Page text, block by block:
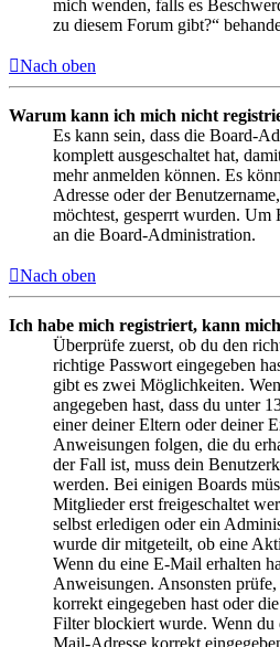
mich wenden, falls es
zu diesem Forum gibt?“
Nach oben
Warum kann ich mich nicht
Es kann sein, dass die Board-
komplett ausgeschaltet hat,
mehr anmelden können. Es
Adresse oder der
möchtest, gesperrt wurden.
an die Board-Administration.
Nach oben
Ich habe mich registriert, kann
Überprüfe zuerst, ob du den
richtige Passwort eingegeben
gibt es zwei Möglichkeiten.
angegeben hast, dass du unter
einer deiner Eltern oder deiner
Anweisungen folgen, die du
der Fall ist, muss dein
werden. Bei einigen Boards
Mitglieder erst freigeschaltet
selbst erledigen oder ein
wurde dir mitgeteilt, ob eine
Wenn du eine E-Mail erhalten
Anweisungen. Ansonsten
korrekt eingegeben hast oder
Filter blockiert wurde. Wenn du
Mail-Adresse korrekt